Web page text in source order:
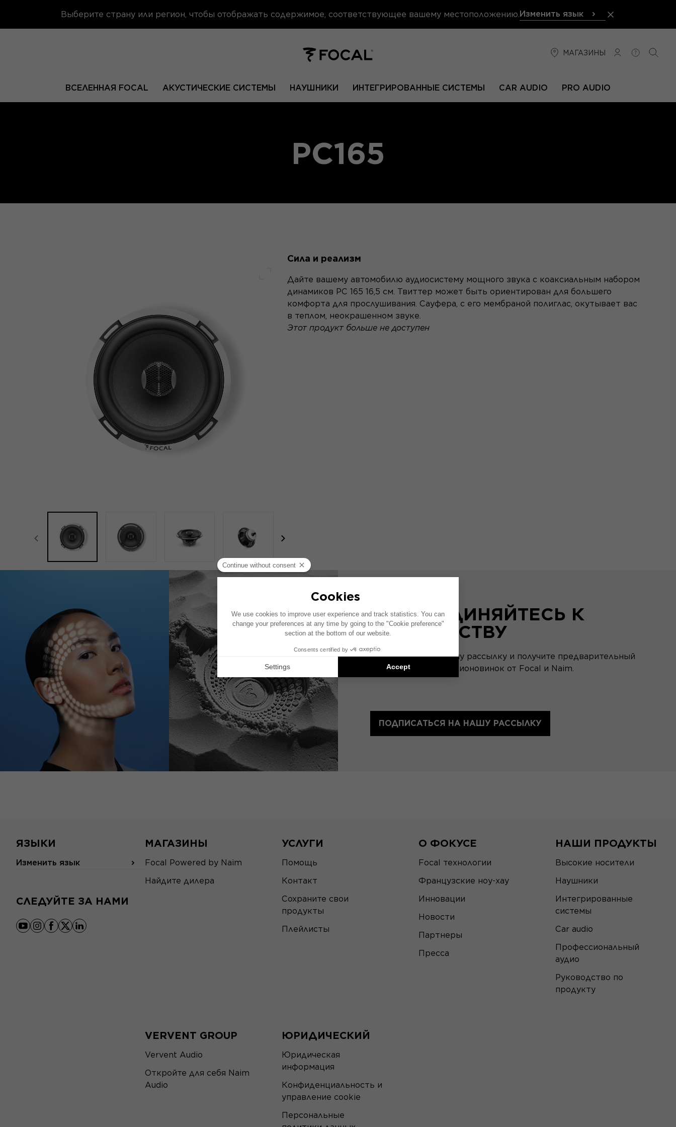
Выберите страну или регион, чтобы отображать содержимое, соответствующее вашему местоположению. Изменить язык
МАГАЗИНЫ
СОЕДИНЕНИЕ
ПОМОЩЬ
ВСЕЛЕННАЯ FOCAL АКУСТИЧЕСКИЕ СИСТЕМЫ НАУШНИКИ ИНТЕГРИРОВАННЫЕ СИСТЕМЫ CAR AUDIO PRO AUDIO
PC165
focal-naim-frontent::misc.prev_label focal-naim-frontent::misc.next_label
Полный экран
Сила и реализм
Дайте вашему автомобилю аудиосистему мощного звука с коаксиальным набором
динамиков PC 165 16,5 см. Твиттер может быть ориентирован для большего
комфорта для прослушивания. Сауфера, с его мембраной полиглас, окутывает вас
в теплом, неокрашенном звуке.
Этот продукт больше не доступен
ПРИСОЕДИНЯЙТЕСЬ К
СООБЩЕСТВУ
Подпишитесь на нашу рассылку и получите предварительный
обзор последних аудионовинок от Focal и Naim.
ПОДПИСАТЬСЯ НА НАШУ РАССЫЛКУ
ЯЗЫКИ
Изменить язык
СЛЕДУЙТЕ ЗА НАМИ
youtube
instagram
facebook
x linkedin
МАГАЗИНЫ
Focal Powered by Naim
Найдите дилера
УСЛУГИ
Помощь
Контакт
Сохраните свои
продукты
Плейлисты
О ФОКУСЕ
Focal технологии
Французские ноу-хау
Инновации
Новости
Партнеры
Пресса
НАШИ ПРОДУКТЫ
Высокие носители
Наушники
Интегрированные
системы
Car audio
Профессиональный
аудио
Руководство по
продукту
VERVENT GROUP
Vervent Audio
Откройте для себя Naim
Audio
ЮРИДИЧЕСКИЙ
Юридическая
информация
Конфиденциальность и
управление cookie
Персональные